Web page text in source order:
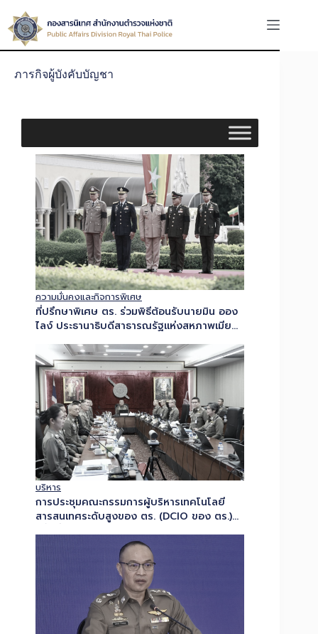
ภารกิจผู้บังคับบัญชา
ความมั่นคงและกิจการพิเศษ
ที่ปรึกษาพิเศษ ตร. ร่วมพิธีต้อนรับนายมิน ออง
ไลง์ ประธานาธิบดีสาธารณรัฐแห่งสหภาพเมีย
นมา ในโอกาส เยือนประเทศไทยอย่างเป็น
ทางการในฐานะแขกของรัฐบาล…
บริหาร
การประชุมคณะกรรมการผู้บริหารเทคโนโลยี
สารสนเทศระดับสูงของ ตร. (DCIO ของ ตร.)